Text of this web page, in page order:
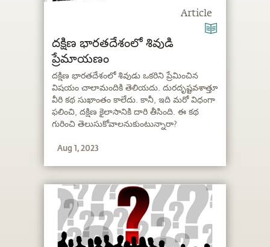
Article
దక్షిణ భారతదేశంలో శివుడి
ప్రేమాయణం
దక్షిణ భారతదేశంలో శివుడు ఒకరిని ప్రేమించిన
విషయం చాలామందికి తెలియదు. దురదృష్టవశాత్తూ
వీరి కథ సుఖాంతం కాలేదు. కానీ, ఇది మరో విధంగా
ఫలించి, దక్షిణ కైలాసానికి దారి తీసింది. ఈ కథ
గురించి తెలుసుకోవాలనుకుంటున్నారా?
Aug 1, 2023